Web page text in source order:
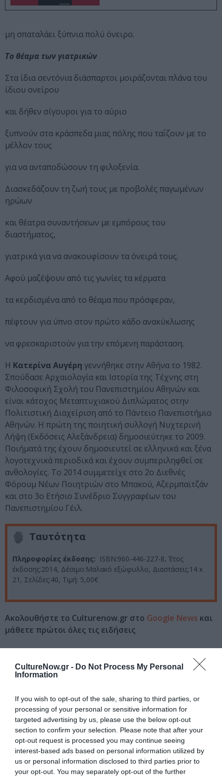
CultureNow.gr - Do Not Process My Personal
Information
If you wish to opt-out of the sale, sharing to third parties, or
processing of your personal or sensitive information for
targeted advertising by us, please use the below opt-out
section to confirm your selection. Please note that after your
opt-out request is processed you may continue seeing
interest-based ads based on personal information utilized by
us or personal information disclosed to third parties prior to
your opt-out. You may separately opt-out of the further
μη σπαταλάει ξύπνια πολύ όνειρο.
Το θέαμα των γιατρικών
Στα ίδια σεντόνια διάσπαρτοι μοιράζονται πλάνα του
ίδιου ονείρου
και δήθεν σίγουροι για το αύριο
ξυπνούν στα κράσπεδα μιας πόλης που ταΐζουν με το
μέλλον τους
για να ανταποδώσουν τη φιλοξενία.
Διασκεδάζουν τη ζωή τους με προβολές παγωμένων
ηρώων
και θέατρα συναντήσεων με εμπόρους του
διαστήματος,
γιατρικά για να ανακουφίσουν τα όνειρά τους.
Αφού μαζέψουν από τις γωνίες τα κέρματα
τα κερδισμένα από το θέαμα που πρόσφεραν,
πέφτουν για ύπνο στον πρώτο κάδο ανακύκλωσης
να φρεσκαριστούν για την επόμενη παράσταση.
Η Κατερίνα Αυγέρη γεννήθηκε στην Αθήνα το 1982.
Σπούδασε Αρχαιολογία και Ιστορία της Τέχνης στη
Φιλοσοφική Σχολή του Πανεπιστημίου Αθηνών και
είναι κάτοχος Μεταπτυχιακού Διπλώματος στην
Πολιτιστική Διαχείριση από το Πάντειο Πανεπιστήμιο
Αθηνών. Η πρώτη της ποιητική συλλογή Νυχτερινή
Λήψη (Εκδόσεις Αλεξάνδρεια) δημοσιεύτηκε το 2009.
Ποιήματά της έχουν δημοσιευτεί σε ελληνικά και ξένα
λογοτεχνικά περιοδικά και έχουν συμπεριληφθεί σε
ανθολογίες. Το 2014 συμμετείχε στο 2ο Διεθνές
Φόρουμ Νέων Ποιητριών στο Μπακού, Αζερμπαϊτζάν
και στο 3ο Ετήσιο Συνέδριο Συγγραφέων του
Πανεπιστημίου Γέιλ.
Ταυτότητα
Πληροφορίες έκδοσης: ISBN:960-446-227-8, Έτος
έκδοσης:2014, Δέσιμο:Μαλακό εξώφυλλο, Διαστάσεις:14 x
21, Σελίδες:40, Τιμή: 5,00€
Ακολουθήστε το Culturenow.gr στο Google News και
μάθετε πρώτοι όλες τις ειδήσεις
Δείτε όλα τατελευταία νέαγια την Τέχνη και τον
Πολιτισμό στοCulturenow.gr
Tags
ΕΚΔΟΣΕΙΣ ΓΚΟΒΟΣΤΗ
Newsletter